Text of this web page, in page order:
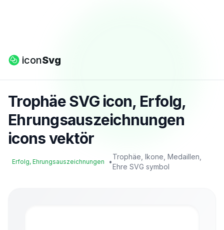
iconSvg
Trophäe SVG icon, Erfolg,
Ehrungsauszeichnungen
icons vektör
Erfolg, Ehrungsauszeichnungen •
Trophäe, Ikone, Medaillen,
Ehre SVG symbol